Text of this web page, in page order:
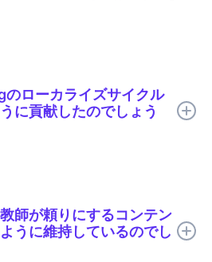
ローカライズサイクル
に貢献したのでしょう
師が頼りにするコンテン
うに維持しているのでし